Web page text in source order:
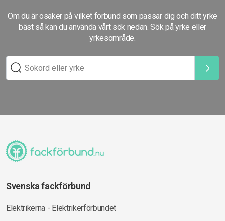
Om du är osäker på vilket förbund som passar dig och ditt yrke
bäst så kan du använda vårt sök nedan. Sök på yrke eller
yrkesområde.
Svenska fackförbund
Elektrikerna - Elektrikerförbundet